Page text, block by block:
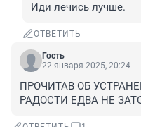
Иди лечись лучше.
ОТВЕТИТЬ
Гость
22 января 2025, 20:24
ПРОЧИТАВ ОБ
РАДОСТИ ЕДВА НЕ